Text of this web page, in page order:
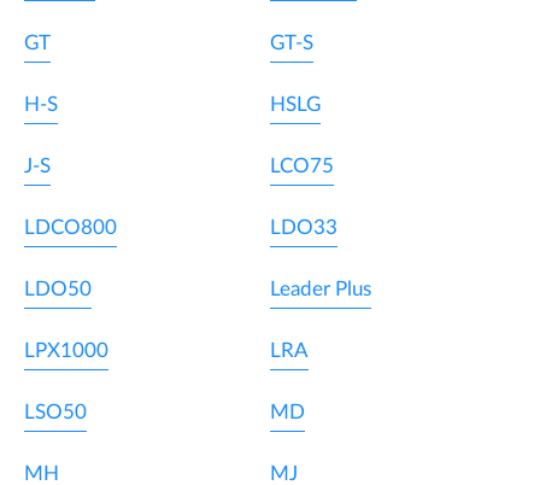
GT GT-S
H-S HSLG
J-S LCO75
LDCO800 LDO33
LDO50 Leader Plus
LPX1000 LRA
LSO50 MD
MH MJ